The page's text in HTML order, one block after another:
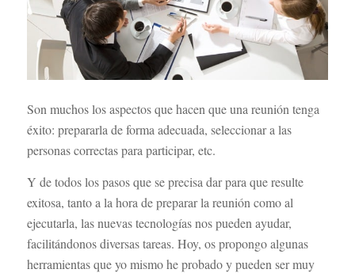
Son muchos los aspectos que hacen que una reunión tenga
éxito: prepararla de forma adecuada, seleccionar a las
personas correctas para participar, etc.
Y de todos los pasos que se precisa dar para que resulte
exitosa, tanto a la hora de preparar la reunión como al
ejecutarla, las nuevas tecnologías nos pueden ayudar,
facilitándonos diversas tareas. Hoy, os propongo algunas
herramientas que yo mismo he probado y pueden ser muy